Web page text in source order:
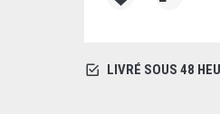
LIVRÉ SOUS 48